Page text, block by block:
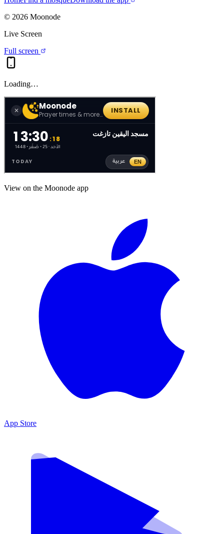
© 2026 Moonode
Live Screen
Full screen
Loading…
View on the Moonode app
App Store